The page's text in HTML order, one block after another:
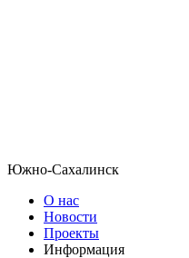
Южно-Сахалинск
О нас
Новости
Проекты
Информация